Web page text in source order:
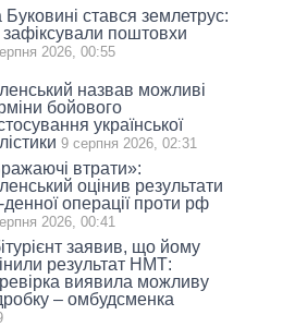
Буковині стався землетрус:
зафіксували поштовхи
2026, 00:55
назвав можливі
бойового
української
9 серпня 2026, 02:31
втрати»:
оцінив результати
операції проти рф
2026, 00:41
заявив, що йому
результат НМТ:
виявила можливу
– омбудсменка